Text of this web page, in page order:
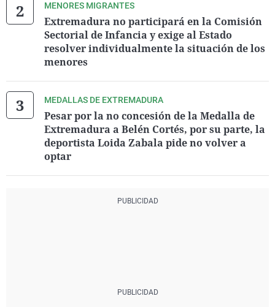
MENORES MIGRANTES
Extremadura no participará en la Comisión
Sectorial de Infancia y exige al Estado
resolver individualmente la situación de los
menores
MEDALLAS DE EXTREMADURA
Pesar por la no concesión de la Medalla de
Extremadura a Belén Cortés, por su parte, la
deportista Loida Zabala pide no volver a
optar